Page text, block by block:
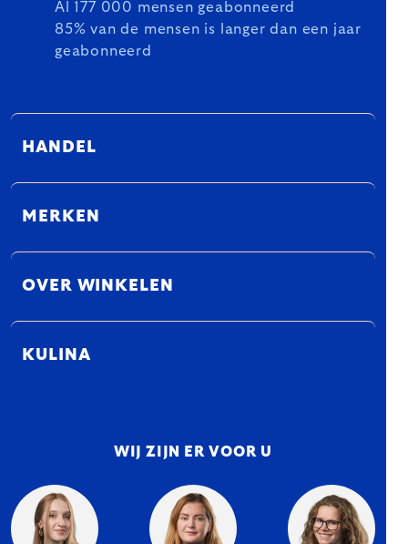
Al 177 000 mensen geabonneerd
85% van de mensen is langer dan een jaar
geabonneerd
HANDEL
MERKEN
OVER WINKELEN
KULINA
WIJ ZIJN ER VOOR U